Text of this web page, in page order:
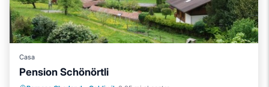
Casa
Pension Schönörtli